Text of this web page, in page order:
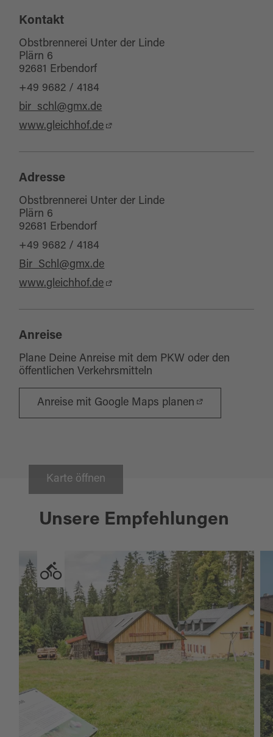
Kontakt
Obstbrennerei Unter der Linde
Plärn 6
92681 Erbendorf
+49 9682 / 4184
bir_schl@gmx.de
www.gleichhof.de
Adresse
Obstbrennerei Unter der Linde
Plärn 6
92681 Erbendorf
+49 9682 / 4184
Bir_Schl@gmx.de
www.gleichhof.de
Anreise
Plane Deine Anreise mit dem PKW oder den
öffentlichen Verkehrsmitteln
Anreise mit Google Maps planen
Karte öffnen
Unsere Empfehlungen